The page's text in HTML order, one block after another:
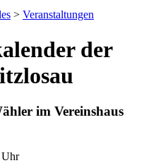
> Veranstaltungen
der
im Vereinshaus
Uhr